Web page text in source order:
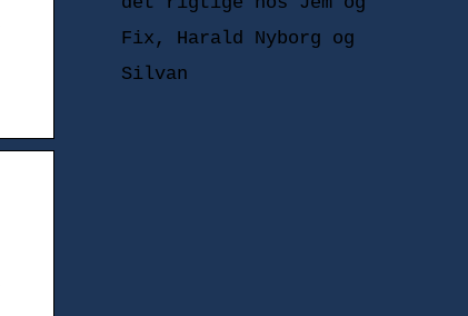
Fix, Harald Nyborg og
Silvan